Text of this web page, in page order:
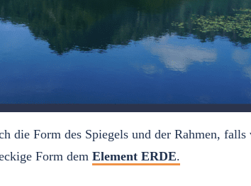
die Form des Spiegels und der Rahmen,
Form dem Element ERDE.